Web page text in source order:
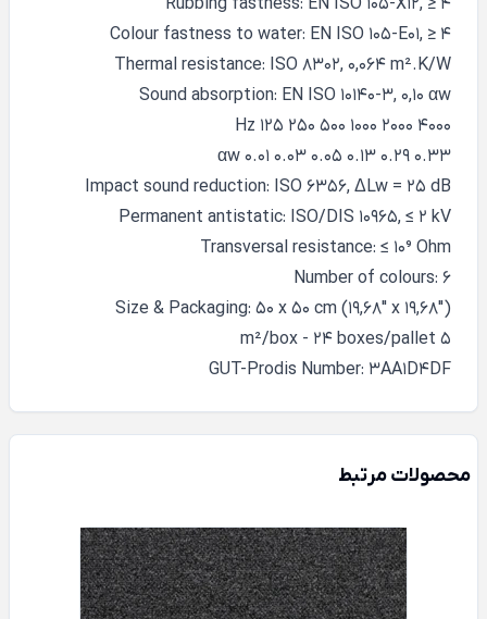
Rubbing fastness: EN ISO 105-X12, ≥ 4
Colour fastness to water: EN ISO 105-E01, ≥ 4
Thermal resistance: ISO 8302, 0,064 m².K/W
Sound absorption: EN ISO 10140-3, 0,10 αw
Hz 125 250 500 1000 2000 4000
αw 0.01 0.03 0.05 0.13 0.29 0.33
Impact sound reduction: ISO 6356, ΔLw = 25 dB
Permanent antistatic: ISO/DIS 10965, ≤ 2 kV
Transversal resistance: ≤ 10⁹ Ohm
Number of colours: 6
Size & Packaging: 50 x 50 cm (19,68" x 19,68")
5 m²/box - 24 boxes/pallet
GUT-Prodis Number: 3AA1D4DF
محصولات مرتبط